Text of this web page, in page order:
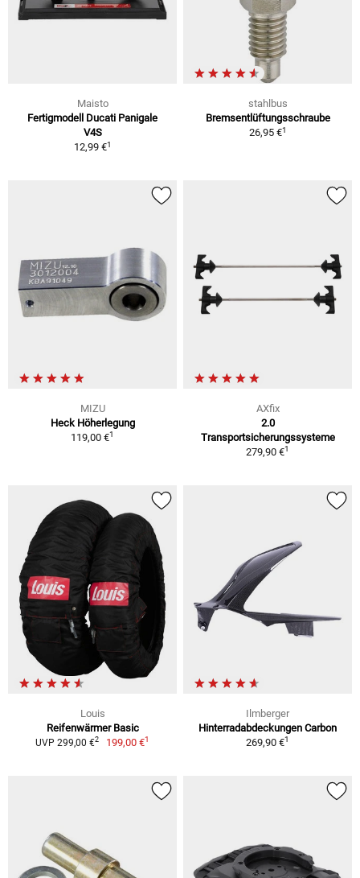
Maisto
Fertigmodell Ducati Panigale
V4S
12,99 €1
stahlbus
Bremsentlüftungsschraube
26,95 €1
MIZU
Heck Höherlegung
119,00 €1
AXfix
2.0
Transportsicherungssysteme
279,90 €1
Louis
Reifenwärmer Basic
UVP 299,00 €2 199,00 €1
Ilmberger
Hinterradabdeckungen Carbon
269,90 €1